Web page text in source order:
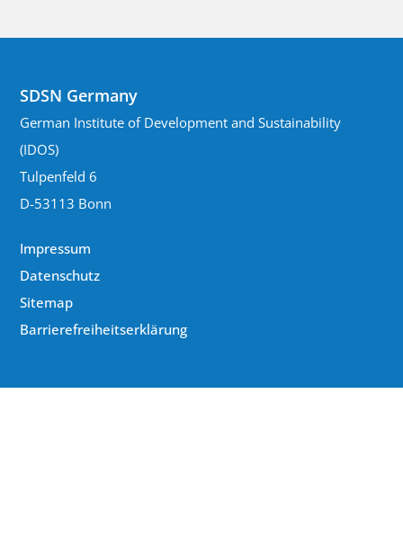
SDSN Germany
German Institute of Development and Sustainability
(IDOS)
Tulpenfeld 6
D-53113 Bonn
Impressum
Datenschutz
Sitemap
Barrierefreiheitserklärung